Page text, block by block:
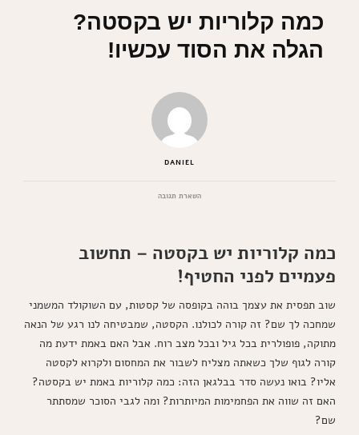
כמה קלוריות יש בקסטה?
הגלה את הסוד עכשיו!
DANIEL
השארת תגובהבנושא
הגלה
כמה קלוריות יש בקסטה – תחשוב
פעמיים לפני החטיף!
שוב תפסית את עצמך בוהה בקופסה של קסטות, עם השוקולד המשמני
שמחכה לך שם? זה קורה לכולנו. הקסטה, שמבטיחה לנו רגע של הנאה
מתוקה, פופולרית בכל גיל ובכל מצב רוח. אבל האם באמת ידעת מה
קורה לגוף שלך כשאתה מצליח לשבור את המחסום ולקרוא לקסטה
אליו? בואו נעשה סדר בבלגאן הזה: כמה קלוריות באמת יש בקסטה?
האם זה שווה את הפחמימות המיותרות? ומה לגבי הסוכר שמסתתר
שם?